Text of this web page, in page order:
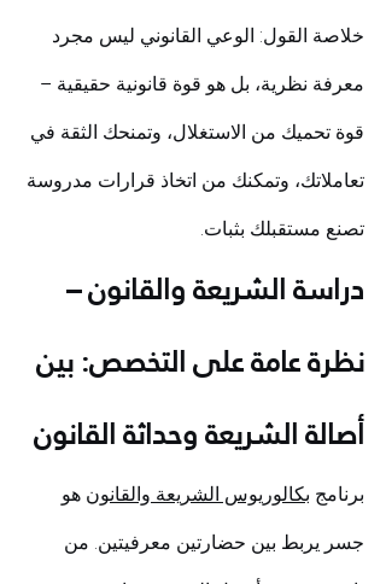
خلاصة القول: الوعي القانوني ليس مجرد
معرفة نظرية، بل هو قوة قانونية حقيقية –
قوة تحميك من الاستغلال، وتمنحك الثقة في
تعاملاتك، وتمكنك من اتخاذ قرارات مدروسة
تصنع مستقبلك بثبات.
دراسة الشريعة والقانون –
نظرة عامة على التخصص: بين
أصالة الشريعة وحداثة القانون
برنامج بكالوريوس الشريعة والقانون هو
جسر يربط بين حضارتين معرفيتين. من